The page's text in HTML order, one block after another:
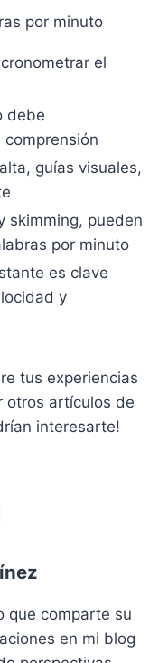
por minuto
el
debe
guías visuales,
skimming, pueden
por minuto
es clave
y
tus experiencias
otros artículos de
interesarte!
que comparte su
en mi blog